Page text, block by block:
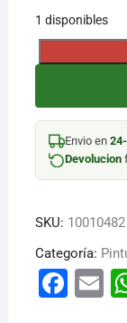
1 disponibles
PINTURA
SUELOS
INTE
cantidadEnvio en
Devolucion
SKU: 10010482
Categoría:
F E